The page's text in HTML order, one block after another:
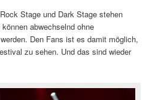
Stage und Dark Stage stehen
abwechselnd ohne
Den Fans ist es damit möglich,
zu sehen. Und das sind wieder